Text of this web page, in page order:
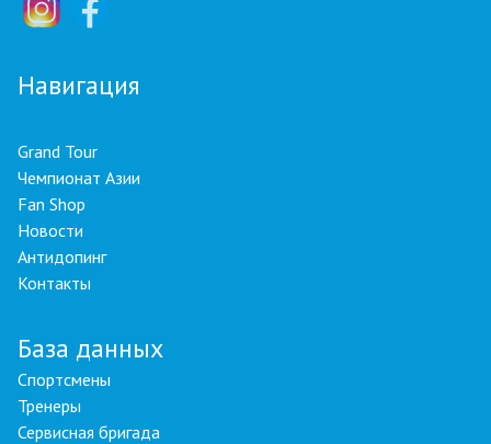
Навигация
Grand Tour
Чемпионат Азии
Fan Shop
Новости
Антидопинг
Контакты
База данных
Спортсмены
Тренеры
Сервисная бригада